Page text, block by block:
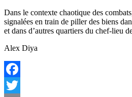
Dans le contexte chaotique des
signalées en train de piller des biens
et dans d’autres quartiers du chef-lieu
Alex Diya
Facebook